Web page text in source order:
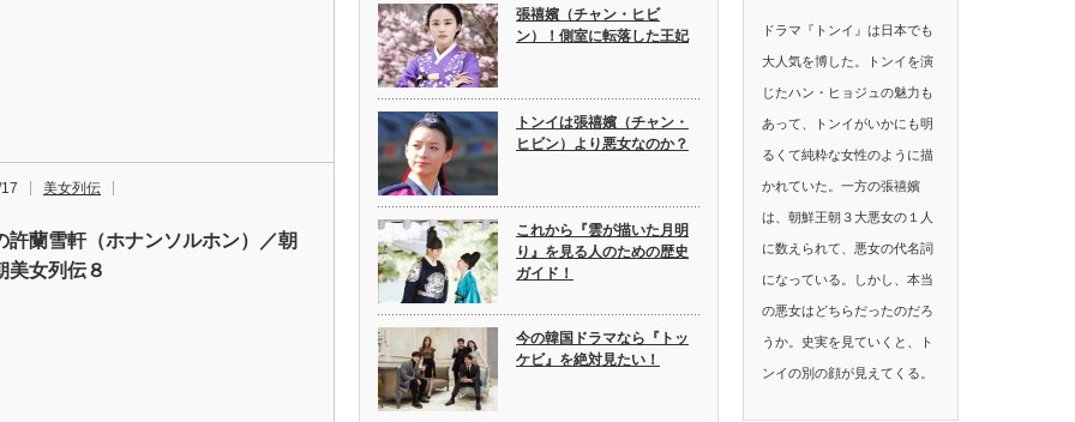
美女列伝
許蘭雪軒（ホナンソルホン）／朝
美女列伝８
張禧嬪（チャン・ヒビ
ン）！側室に転落した王妃
トンイは張禧嬪（チャン・
ヒビン）より悪女なのか？
これから『雲が描いた月明
り』を見る人のための歴史
ガイド！
今の韓国ドラマなら『トッ
ケビ』を絶対見たい！
ドラマ『トンイ』は日本でも
大人気を博した。トンイを演
じたハン・ヒョジュの魅力も
あって、トンイがいかにも明
るくて純粋な女性のように描
かれていた。一方の張禧嬪
は、朝鮮王朝３大悪女の１人
に数えられて、悪女の代名詞
になっている。しかし、本当
の悪女はどちらだったのだろ
うか。史実を見ていくと、ト
ンイの別の顔が見えてくる。